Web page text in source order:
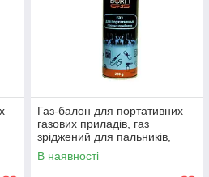
Газ-балон для портативних
газових приладів, газ
зріджений для пальників,
Burn Gas 220 мл
В наявності